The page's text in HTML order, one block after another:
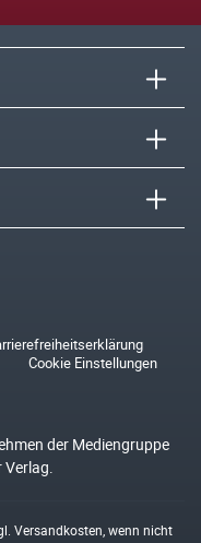
Cookie Einstellungen
der Mediengruppe
Verlag.
Versandkosten , wenn nicht